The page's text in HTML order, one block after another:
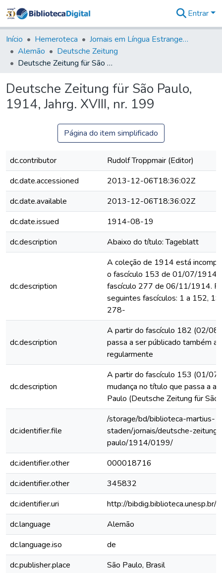
&
Coleções
Tudo na
Biblioteca
Estatísticas
Entrar
Início Hemeroteca
Jornais em Língua Estrangeira
Alemão
Deutsche Zeitung
Deutsche Zeitung für São Paulo, 1914, Jahrg. XVIII, nr. 199
Deutsche Zeitung für São Paulo,
1914, Jahrg. XVIII, nr. 199
Página do item simplificado
dc.contributor
Rudolf Troppmair (Editor)
dc.date.accessioned
2013-12-06T18:36:02Z
dc.date.available
2013-12-06T18:36:02Z
dc.date.issued
1914-08-19
dc.description
Abaixo do título: Tageblatt
dc.description
A coleção de 1914 está
o fascículo 153 de 01/07/1914
fascículo 277 de 06/11/1914.
seguintes fascículos: 1 a 152,
278-
dc.description
A partir do fascículo 182 (02/
passa a ser públicado também
regularmente
dc.description
A partir do fascículo 153 (01/
mudança no título que passa a
Paulo (Deutsche Zeitung für São
dc.identifier.file
/storage/bd/biblioteca-martius-
staden/jornais/deutsche-
paulo/1914/0199/
dc.identifier.other
000018716
dc.identifier.other
345832
dc.identifier.uri
http://
dc.language
Alemão
dc.language.iso
de
dc.publisher.place
São Paulo, Brasil